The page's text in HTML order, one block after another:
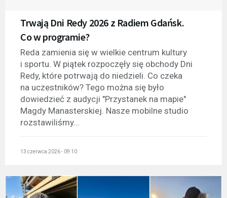
Trwają Dni Redy 2026 z Radiem Gdańsk.
Co w programie?
Reda zamienia się w wielkie centrum kultury
i sportu. W piątek rozpoczęły się obchody Dni
Redy, które potrwają do niedzieli. Co czeka
na uczestników? Tego można się było
dowiedzieć z audycji "Przystanek na mapie"
Magdy Manasterskiej. Nasze mobilne studio
rozstawiliśmy...
13 czerwca 2026 - 09:10